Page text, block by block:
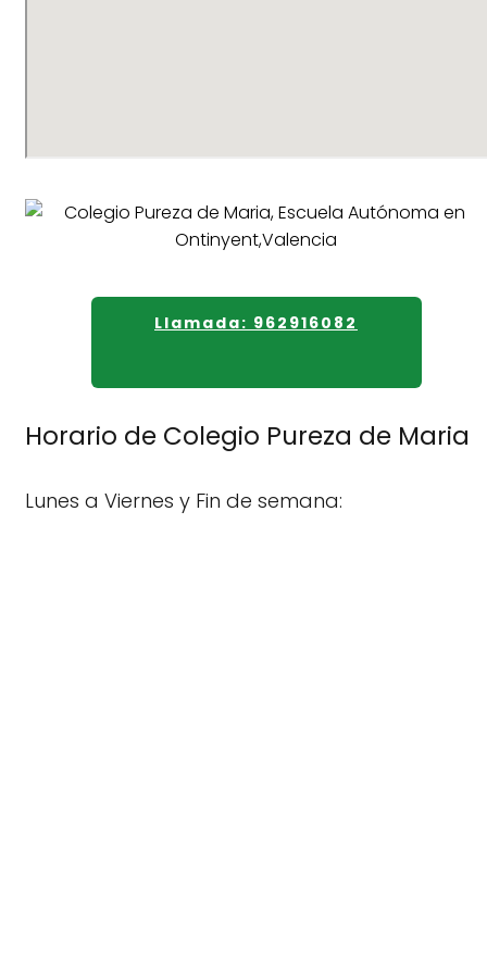
Llamada: 962916082
Horario de Colegio Pureza de Maria
Lunes a Viernes y Fin de semana: